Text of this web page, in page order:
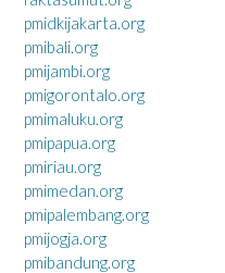
pmidkijakarta.org
pmibali.org
pmijambi.org
pmigorontalo.org
pmimaluku.org
pmipapua.org
pmiriau.org
pmimedan.org
pmipalembang.org
pmijogja.org
pmibandung.org